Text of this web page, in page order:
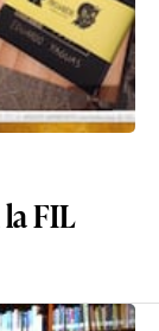
FIL